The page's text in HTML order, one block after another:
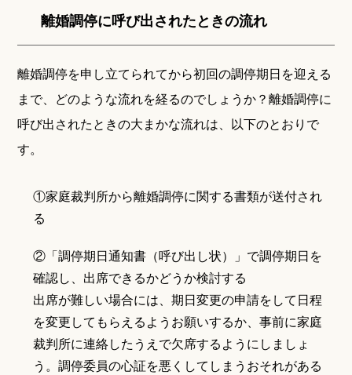
離婚調停に呼び出されたときの流れ
離婚調停を申し立てられてから初回の調停期日を迎える
まで、どのような流れを経るのでしょうか？離婚調停に
呼び出されたときの大まかな流れは、以下のとおりで
す。
①家庭裁判所から離婚調停に関する書類が送付され
る
②「調停期日通知書（呼び出し状）」で調停期日を
確認し、出席できるかどうか検討する
出席が難しい場合には、期日変更の申請をして日程
を変更してもらえるようお願いするか、事前に家庭
裁判所に連絡したうえで欠席するようにしましょ
う。調停委員の心証を悪くしてしまうおそれがある